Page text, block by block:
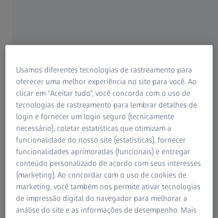
Fabricação
As pás do rotor de helicópteros são componentes
complexos e de formato aerodinâmico. Com o perfil do
aerofólio, a torção, a varredura e a curvatura podem ser
extremamente desafiadoras para as técnicas tradicionais,
pois são difíceis de medir com soluções táteis ou sensores
Usamos diferentes tecnologias de rastreamento para
oferecer uma melhor experiência no site para você. Ao
clicar em “Aceitar tudo”, você concorda com o uso de
tecnologias de rastreamento para lembrar detalhes de
login e fornecer um login seguro (tecnicamente
necessário), coletar estatísticas que otimizam a
funcionalidade do nosso site (estatísticas), fornecer
funcionalidades aprimoradas (funcionais) e entregar
conteúdo personalizado de acordo com seus interesses
(marketing). Ao concordar com o uso de cookies de
marketing, você também nos permite ativar tecnologias
de impressão digital do navegador para melhorar a
análise do site e as informações de desempenho. Mais